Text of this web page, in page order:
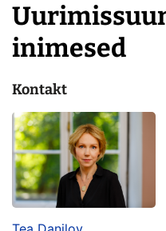
inimesed
Kontakt